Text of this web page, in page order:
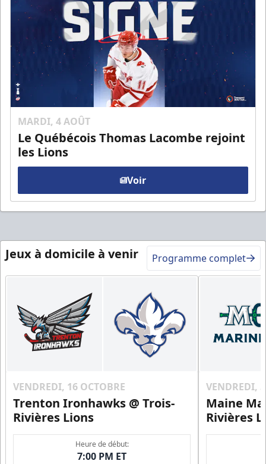
MARDI, 4 AOÛT
Le Québécois Thomas Lacombe rejoint
les Lions
Voir
Jeux à domicile à venir Programme complet
VENDREDI, 16 OCTOBRE
Trenton Ironhawks @ Trois-
Rivières Lions
Heure de début:
7:00 PM ET
VENDREDI,
Maine
Rivières